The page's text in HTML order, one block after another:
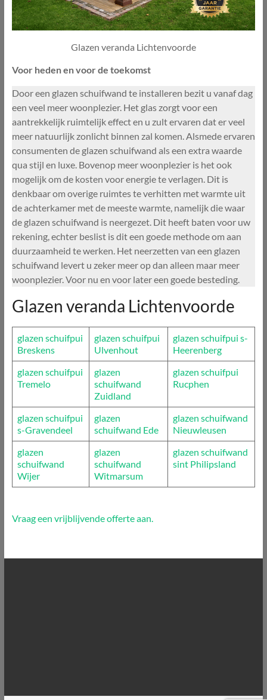
Glazen veranda Lichtenvoorde
Voor heden en voor de toekomst
Door een glazen schuifwand te installeren bezit u vanaf dag
een veel meer woonplezier. Het glas zorgt voor een
aantrekkelijk ruimtelijk effect en u zult ervaren dat er veel
meer natuurlijk zonlicht binnen zal komen. Alsmede ervaren
consumenten de glazen schuifwand als een extra waarde
qua stijl en luxe. Bovenop meer woonplezier is het ook
mogelijk om de kosten voor energie te verlagen. Dit is
denkbaar om overige ruimtes te verhitten met warmte uit
de achterkamer met de meeste warmte, namelijk die waar
de glazen schuifwand is neergezet. Dit heeft baten voor uw
rekening, echter beslist is dit een goede methode om aan
duurzaamheid te werken. Het neerzetten van een glazen
schuifwand levert u zeker meer op dan alleen maar meer
woonplezier. Voor nu en voor later een goede besteding.
Glazen veranda Lichtenvoorde
glazen schuifpui
Breskens
glazen schuifpui
Ulvenhout
glazen schuifpui s-
Heerenberg
glazen schuifpui
Tremelo
glazen
schuifwand
Zuidland
glazen schuifpui
Rucphen
glazen schuifpui
s-Gravendeel
glazen
schuifwand Ede
glazen schuifwand
Nieuwleusen
glazen
schuifwand
Wijer
glazen
schuifwand
Witmarsum
glazen schuifwand
sint Philipsland
Vraag een vrijblijvende offerte aan.